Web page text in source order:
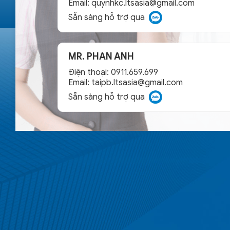
Email: quynhkc.ltsasia@gmail.com
Sẵn sàng hỗ trợ qua
MR. PHAN ANH
Điện thoại: 0911.659.699
Email: taipb.ltsasia@gmail.com
Sẵn sàng hỗ trợ qua